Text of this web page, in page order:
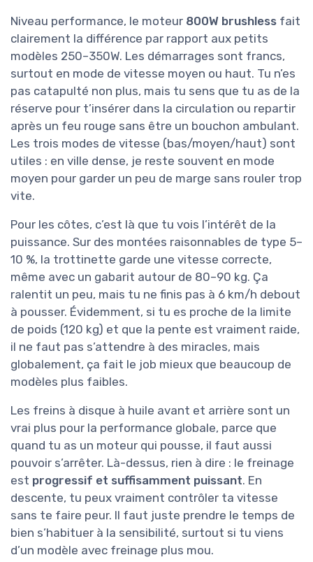
Niveau performance, le moteur 800W brushless fait
clairement la différence par rapport aux petits
modèles 250–350W. Les démarrages sont francs,
surtout en mode de vitesse moyen ou haut. Tu n’es
pas catapulté non plus, mais tu sens que tu as de la
réserve pour t’insérer dans la circulation ou repartir
après un feu rouge sans être un bouchon ambulant.
Les trois modes de vitesse (bas/moyen/haut) sont
utiles : en ville dense, je reste souvent en mode
moyen pour garder un peu de marge sans rouler trop
vite.
Pour les côtes, c’est là que tu vois l’intérêt de la
puissance. Sur des montées raisonnables de type 5–
10 %, la trottinette garde une vitesse correcte,
même avec un gabarit autour de 80–90 kg. Ça
ralentit un peu, mais tu ne finis pas à 6 km/h debout
à pousser. Évidemment, si tu es proche de la limite
de poids (120 kg) et que la pente est vraiment raide,
il ne faut pas s’attendre à des miracles, mais
globalement, ça fait le job mieux que beaucoup de
modèles plus faibles.
Les freins à disque à huile avant et arrière sont un
vrai plus pour la performance globale, parce que
quand tu as un moteur qui pousse, il faut aussi
pouvoir s’arrêter. Là-dessus, rien à dire : le freinage
est progressif et suffisamment puissant. En
descente, tu peux vraiment contrôler ta vitesse
sans te faire peur. Il faut juste prendre le temps de
bien s’habituer à la sensibilité, surtout si tu viens
d’un modèle avec freinage plus mou.